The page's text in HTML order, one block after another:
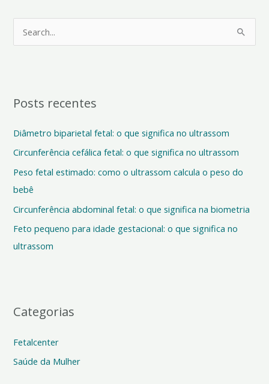
u
s
a
r
p
o
r
:
Posts recentes
Diâmetro biparietal fetal: o que significa no ultrassom
Circunferência cefálica fetal: o que significa no ultrassom
Peso fetal estimado: como o ultrassom calcula o peso do
bebê
Circunferência abdominal fetal: o que significa na biometria
Feto pequeno para idade gestacional: o que significa no
ultrassom
Categorias
Fetalcenter
Saúde da Mulher